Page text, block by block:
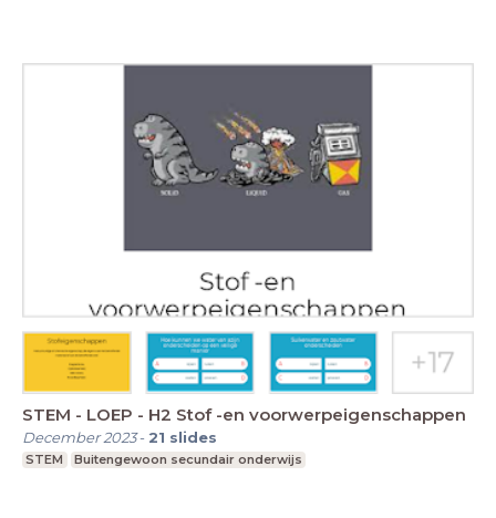
STEM - LOEP - H2 Stof -en voorwerpeigenschappen
December 2023- 21 slides
STEM Buitengewoon secundair onderwijs